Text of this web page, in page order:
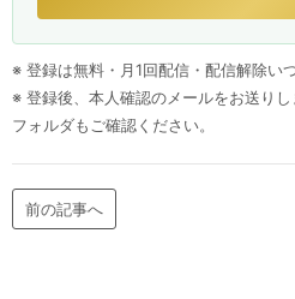
※ 登録は無料・月1回配信・配信解除い
※ 登録後、本人確認のメールをお送り
フォルダもご確認ください。
前の記事へ